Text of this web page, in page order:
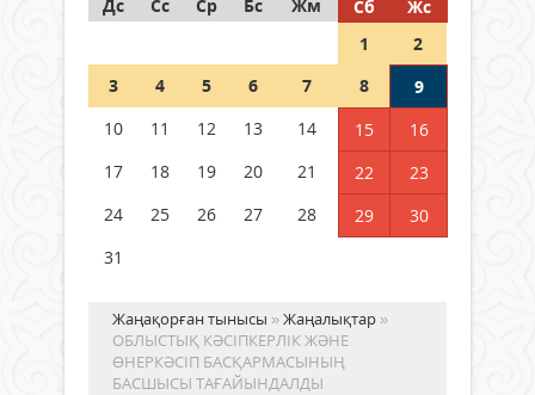
05 тамыз 2026 ж. 155
Шетелде жүрген Қазақстан
азаматтары қалай дауыс бере
Дс
Сс Ср Бс Жм Сб
Жс
1
2
3
4 5 6 7 8
9
10
11 12 13 14 15
16
17
18 19 20 21 22
23
24
25 26 27 28 29
30
31
Жаңақорған тынысы »Жаңалықтар »
ОБЛЫСТЫҚ КӘСІПКЕРЛІК ЖӘНЕ
ӨНЕРКӘСІП БАСҚАРМАСЫНЫҢ
БАСШЫСЫ ТАҒАЙЫНДАЛДЫ